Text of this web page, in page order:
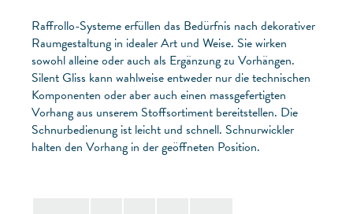
Raffrollo-Systeme erfüllen das Bedürfnis nach dekorativer
Raumgestaltung in idealer Art und Weise. Sie wirken
sowohl alleine oder auch als Ergänzung zu Vorhängen.
Silent Gliss kann wahlweise entweder nur die technischen
Komponenten oder aber auch einen massgefertigten
Vorhang aus unserem Stoffsortiment bereitstellen. Die
Schnurbedienung ist leicht und schnell. Schnurwickler
halten den Vorhang in der geöffneten Position.